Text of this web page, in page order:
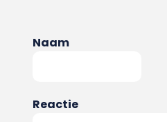
Naam
Reactie